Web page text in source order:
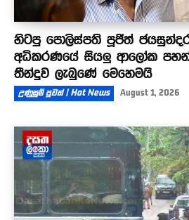
හිටපු පොලිස්පති පූජිත්
අධිකරණයේ සියලු ආලෝක පහන්
තීන්දුව ලැබුණේ මෙහෙමයි
උණුසුම් පුවත් | Hot News August 1, 2026